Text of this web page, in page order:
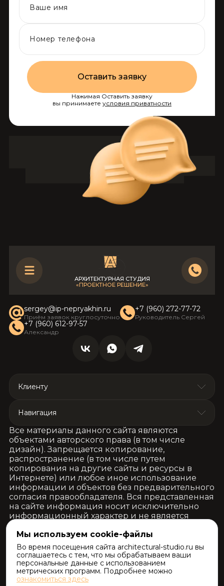
Мы используем cookie-файлы
Во время посещения сайта architectural-studio.ru вы
соглашаетесь с тем, что мы обрабатываем ваши
персональные данные с использованием
метрических программ. Подробнее можно
ознакомиться здесь
Lorem ipsum dolor sit amet
Нажимая Оставить заявку
вы принимаете условия приватности
Оставить заявку
АРХИТЕКТУРНАЯ СТУДИЯ
«ПРОЕКТНОЕ РЕШЕНИЕ»
sergey@ip-nepryakhin.ru
Приём заявок круглосуточно
+7 (960) 272-77-72
Руководитель Сергей
+7 (960) 612-97-57
Александр
Все материалы данного сайта являются
объектами авторского права (в том числе
дизайн). Запрещается копирование,
распространение (в том числе путем
копирования на другие сайты и ресурсы в
Интернете) или любое иное использование
информации и объектов без предварительного
согласия правообладателя. Вся представленная
на сайте информация носит исключительно
информационный характер и не является
публичной офертой, определяемой
положениями Статьи 437 (часть 2)
Гражданского Кодекса Российской
Федерации.
Клиенту
Навигация